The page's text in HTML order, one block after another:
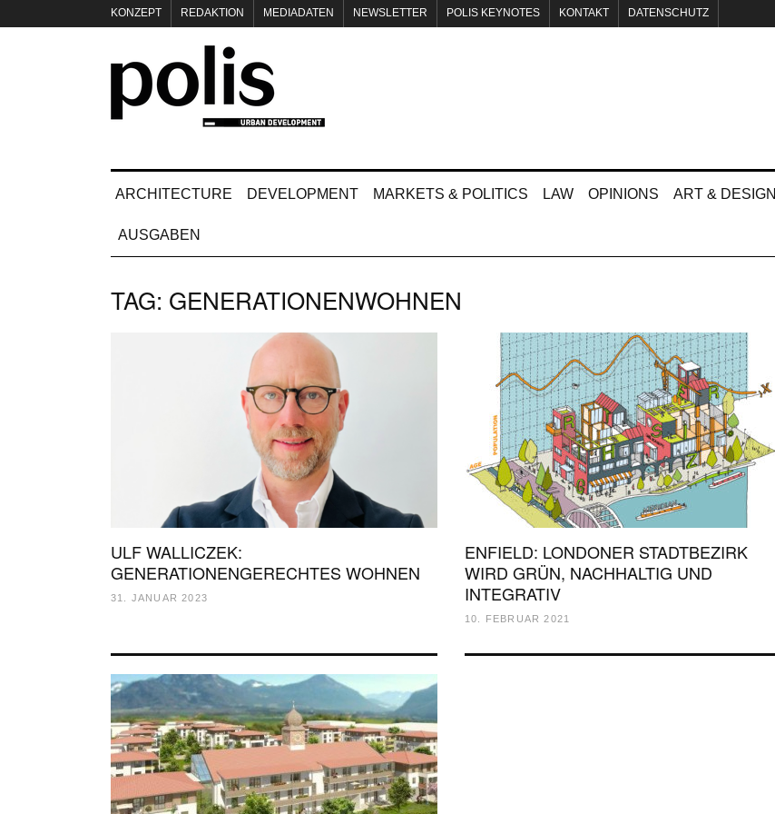
KONZEPT REDAKTION MEDIADATEN NEWSLETTER POLIS KEYNOTES KONTAKT DATENSCHUTZ
ARCHITECTURE DEVELOPMENT MARKETS & POLITICS LAW OPINIONS ART & DESIGN
AUSGABEN
TAG: GENERATIONENWOHNEN
ULF WALLICZEK:
GENERATIONENGERECHTES WOHNEN
31. JANUAR 2023
ENFIELD: LONDONER STADTBEZIRK
WIRD GRÜN, NACHHALTIG UND
INTEGRATIV
10. FEBRUAR 2021